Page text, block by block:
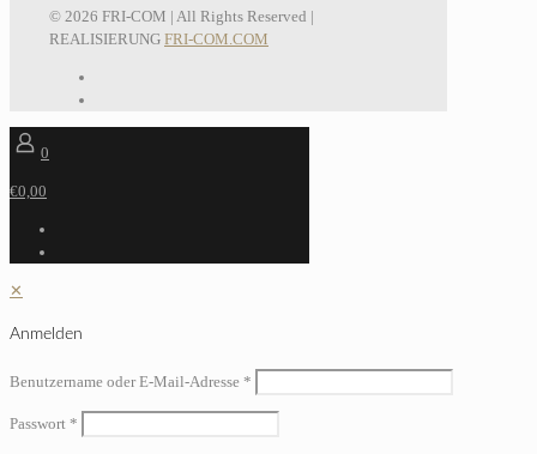
© 2026 FRI-COM | All Rights Reserved |
REALISIERUNG FRI-COM.COM
0
€0,00
✕
Anmelden
Benutzername oder E-Mail-Adresse *
Passwort *